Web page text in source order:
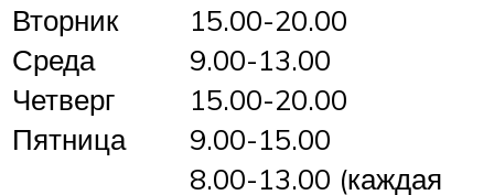
Вторник
15.00-20.00
Среда
9.00-13.00
Четверг
15.00-20.00
Пятница
9.00-15.00
8.00-13.00 (каждая